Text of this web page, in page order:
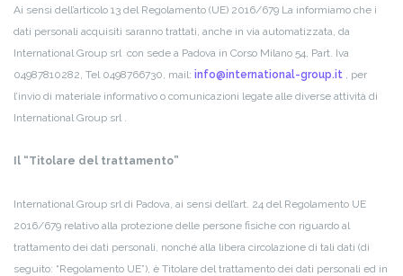
Ai sensi dell’articolo 13 del Regolamento (UE) 2016/679 La informiamo che i
dati personali acquisiti saranno trattati, anche in via automatizzata, da
International Group srl con sede a Padova in Corso Milano 54, Part. Iva
04987810282, Tel 0498766730, mail: info@international-group.it , per
l’invio di materiale informativo o comunicazioni legate alle diverse attività di
International Group srl .
Il “Titolare del trattamento”
International Group srl di Padova, ai sensi dell’art. 24 del Regolamento UE
2016/679 relativo alla protezione delle persone fisiche con riguardo al
trattamento dei dati personali, nonché alla libera circolazione di tali dati (di
seguito: “Regolamento UE”), è Titolare del trattamento dei dati personali ed in